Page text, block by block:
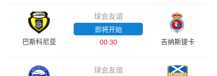
巴斯科尼亚
球会友谊
即将开始
00:30
吉纳斯提卡
球会友谊